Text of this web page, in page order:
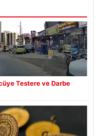
Testere ve Darbe